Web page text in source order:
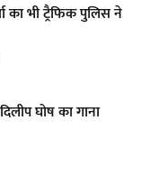
का भी ट्रैफिक पुलिस ने
घोष का गाना